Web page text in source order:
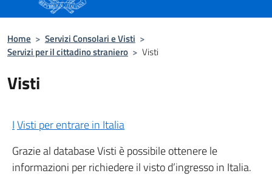
Home > Servizi Consolari e Visti >
Servizi per il cittadino straniero > Visti
Visti
IVisti per entrare in Italia
Grazie al database Visti è possibile ottenere le
informazioni per richiedere il visto d’ingresso in Italia.